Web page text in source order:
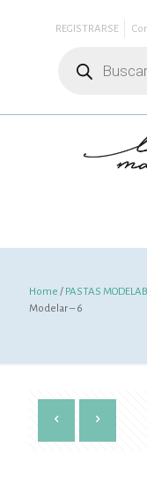
REGISTRARSE
productos
Home / PASTAS
Modelar – 6